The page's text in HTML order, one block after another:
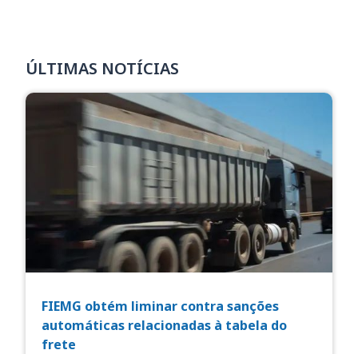
ÚLTIMAS NOTÍCIAS
FIEMG obtém liminar contra sanções
automáticas relacionadas à tabela do
frete